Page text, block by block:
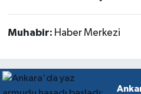
Muhabir: Haber Merkezi